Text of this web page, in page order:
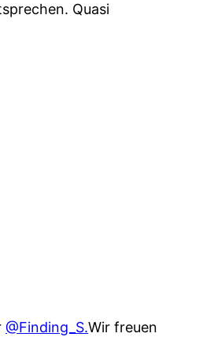
Quasi
@Finding_S.Wir freuen